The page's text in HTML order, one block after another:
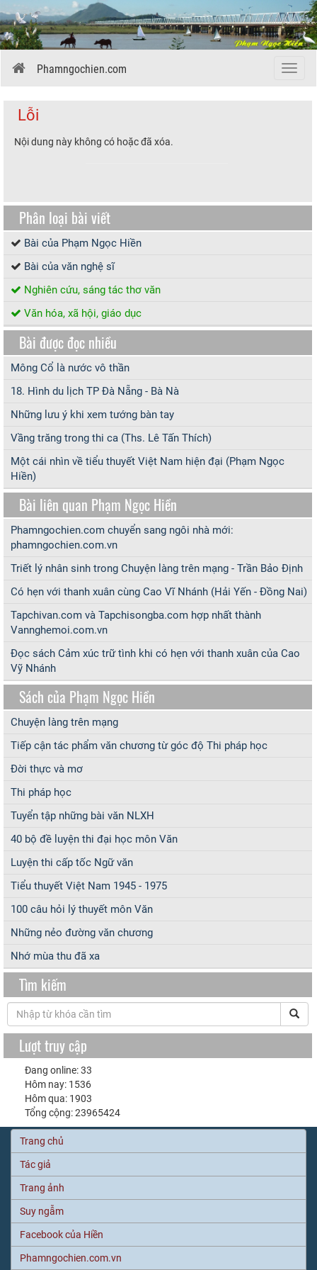
Menu
Phamngochien.com
Lỗi
Nội dung này không có hoặc đã xóa.
Phân loại bài viết
Bài của Phạm Ngọc Hiền
Bài của văn nghệ sĩ
Nghiên cứu, sáng tác thơ văn
Văn hóa, xã hội, giáo dục
Bài được đọc nhiều
Mông Cổ là nước vô thần
18. Hình du lịch TP Đà Nẵng - Bà Nà
Những lưu ý khi xem tướng bàn tay
Vầng trăng trong thi ca (Ths. Lê Tấn Thích)
Một cái nhìn về tiểu thuyết Việt Nam hiện đại (Phạm Ngọc
Hiền)
Bài liên quan Phạm Ngọc Hiền
Phamngochien.com chuyển sang ngôi nhà mới:
phamngochien.com.vn
Triết lý nhân sinh trong Chuyện làng trên mạng - Trần Bảo Định
Có hẹn với thanh xuân cùng Cao Vĩ Nhánh (Hải Yến - Đồng Nai)
Tapchivan.com và Tapchisongba.com hợp nhất thành
Vannghemoi.com.vn
Đọc sách Cảm xúc trữ tình khi có hẹn với thanh xuân của Cao
Vỹ Nhánh
Sách của Phạm Ngọc Hiền
Chuyện làng trên mạng
Tiếp cận tác phẩm văn chương từ góc độ Thi pháp học
Đời thực và mơ
Thi pháp học
Tuyển tập những bài văn NLXH
40 bộ đề luyện thi đại học môn Văn
Luyện thi cấp tốc Ngữ văn
Tiểu thuyết Việt Nam 1945 - 1975
100 câu hỏi lý thuyết môn Văn
Những nẻo đường văn chương
Nhớ mùa thu đã xa
Tìm kiếm
Lượt truy cập
Đang online: 33
Hôm nay: 1536
Hôm qua: 1903
Tổng cộng: 23965424
Trang chủ
Tác giả
Trang ảnh
Suy ngẫm
Facebook của Hiền
Phamngochien.com.vn